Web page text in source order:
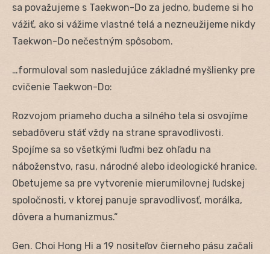
sa považujeme s Taekwon-Do za jedno, budeme si ho
vážiť, ako si vážime vlastné telá a nezneužijeme nikdy
Taekwon-Do nečestným spôsobom.
…formuloval som nasledujúce základné myšlienky pre
cvičenie Taekwon-Do:
Rozvojom priameho ducha a silného tela si osvojíme
sebadôveru stáť vždy na strane spravodlivosti.
Spojíme sa so všetkými ľuďmi bez ohľadu na
náboženstvo, rasu, národné alebo ideologické hranice.
Obetujeme sa pre vytvorenie mierumilovnej ľudskej
spoločnosti, v ktorej panuje spravodlivosť, morálka,
dôvera a humanizmus.“
Gen. Choi Hong Hi a 19 nositeľov čierneho pásu začali